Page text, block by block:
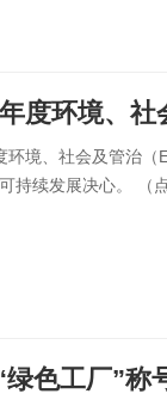
度环境、
境、社会及管治（
持续发展决心。 （点
色工厂”称